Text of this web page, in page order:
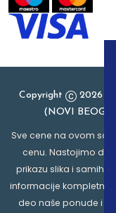
Copyright
2026
(NOVI
Sve cene na ovom
cenu. Nastojimo da
prikazu slika i samih
informacije kompletne i
deo naše ponude i